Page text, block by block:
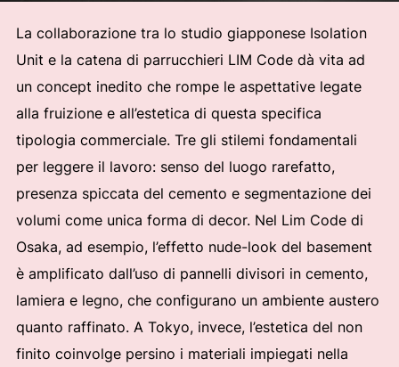
La collaborazione tra lo studio giapponese Isolation
Unit e la catena di parrucchieri LIM Code dà vita ad
un concept inedito che rompe le aspettative legate
alla fruizione e all’estetica di questa specifica
tipologia commerciale. Tre gli stilemi fondamentali
per leggere il lavoro: senso del luogo rarefatto,
presenza spiccata del cemento e segmentazione dei
volumi come unica forma di decor. Nel Lim Code di
Osaka, ad esempio, l’effetto nude-look del basement
è amplificato dall’uso di pannelli divisori in cemento,
lamiera e legno, che configurano un ambiente austero
quanto raffinato. A Tokyo, invece, l’estetica del non
finito coinvolge persino i materiali impiegati nella